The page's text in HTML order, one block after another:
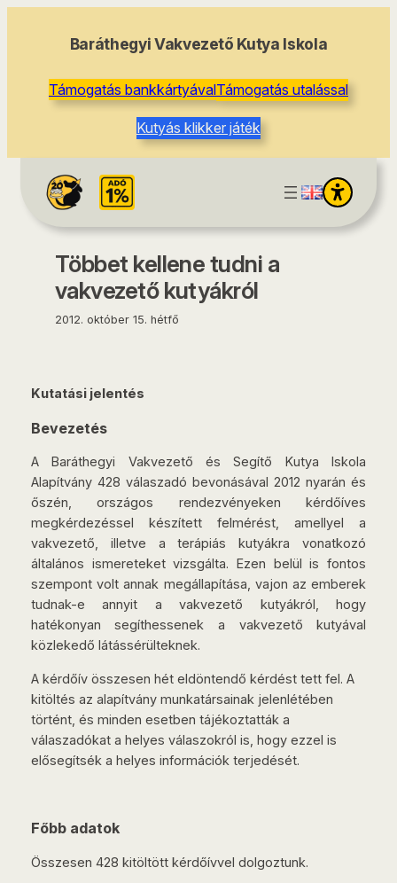
Baráthegyi Vakvezető Kutya Iskola
Támogatás bankkártyávalTámogatás utalással
Kutyás klikker játék
Többet kellene tudni a
vakvezető kutyákról
2012. október 15. hétfő
Kutatási jelentés
Bevezetés
A Baráthegyi Vakvezető és Segítő Kutya Iskola
Alapítvány 428 válaszadó bevonásával 2012 nyarán és
őszén, országos rendezvényeken kérdőíves
megkérdezéssel készített felmérést, amellyel a
vakvezető, illetve a terápiás kutyákra vonatkozó
általános ismereteket vizsgálta. Ezen belül is fontos
szempont volt annak megállapítása, vajon az emberek
tudnak-e annyit a vakvezető kutyákról, hogy
hatékonyan segíthessenek a vakvezető kutyával
közlekedő látássérülteknek.
A kérdőív összesen hét eldöntendő kérdést tett fel. A
kitöltés az alapítvány munkatársainak jelenlétében
történt, és minden esetben tájékoztatták a
válaszadókat a helyes válaszokról is, hogy ezzel is
elősegítsék a helyes információk terjedését.
Főbb adatok
Összesen 428 kitöltött kérdőívvel dolgoztunk.